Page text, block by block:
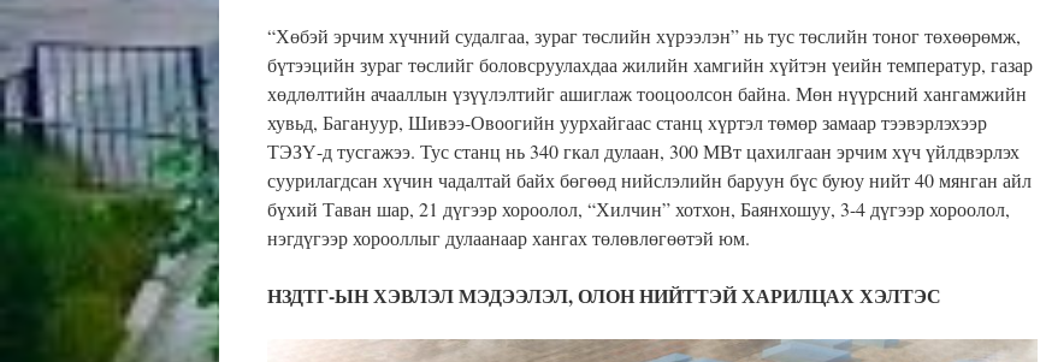
“Хөбэй эрчим хүчний судалгаа, зураг төслийн хүрээлэн” нь тус төслийн тоног төхөөрөмж,
бүтээцийн зураг төслийг боловсруулахдаа жилийн хамгийн хүйтэн үеийн температур, газар
хөдлөлтийн ачааллын үзүүлэлтийг ашиглаж тооцоолсон байна. Мөн нүүрсний хангамжийн
хувьд, Багануур, Шивээ-Овоогийн уурхайгаас станц хүртэл төмөр замаар тээвэрлэхээр
ТЭЗҮ-д тусгажээ. Тус станц нь 340 гкал дулаан, 300 МВт цахилгаан эрчим хүч үйлдвэрлэх
суурилагдсан хүчин чадалтай байх бөгөөд нийслэлийн баруун бүс буюу нийт 40 мянган айл
бүхий Таван шар, 21 дүгээр хороолол, “Хилчин” хотхон, Баянхошуу, 3-4 дүгээр хороолол,
нэгдүгээр хорооллыг дулаанаар хангах төлөвлөгөөтэй юм.
НЗДТГ-ЫН ХЭВЛЭЛ МЭДЭЭЛЭЛ, ОЛОН НИЙТТЭЙ ХАРИЛЦАХ ХЭЛТЭС